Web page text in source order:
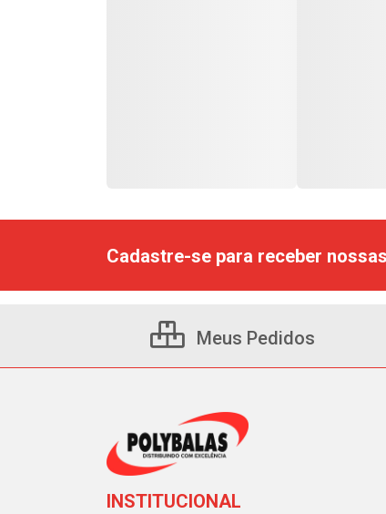
Cadastre-se para receber
Meus Pedidos
INSTITUCIONAL